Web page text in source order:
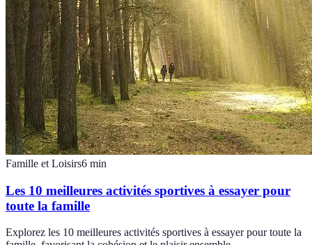
Famille et Loisirs6 min
Les 10 meilleures activités sportives à essayer pour
toute la famille
Explorez les 10 meilleures activités sportives à essayer pour toute la